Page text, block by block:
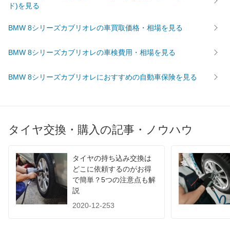
ド)を見る
BMW 8シリーズカブリオレの車買取価格・相場を見る
BMW 8シリーズカブリオレの車検費用・相場を見る
BMW 8シリーズカブリオレにおすすめの自動車保険を見る
タイヤ交換・購入の記事・ノウハウ
タイヤの持ち込み交換は
どこに依頼するのがお得
で簡単？5つの注意点も解
説
2020-12-253